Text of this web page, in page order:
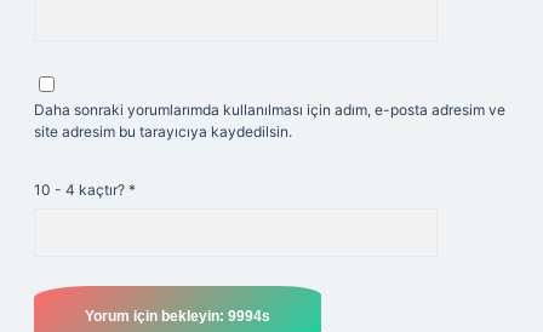
Daha sonraki yorumlarımda kullanılması için adım, e-posta adresim ve
site adresim bu tarayıcıya kaydedilsin.
10 - 4 kaçtır? *